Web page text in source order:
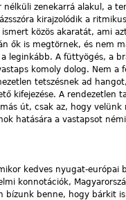
zenekarrá alakul, a
kirajzolódik a
közös akaratát, ami
ők is megtörnek, és nem
leginkább. A füttyögés, a
komoly dolog. Nem
tetszésnek ad
kifejezése. A rendezetlen
út, csak az, hogy
hatására a vastapsot
kedves nyugat-európai
konnotációk,
bízunk benne, hogy bárkit